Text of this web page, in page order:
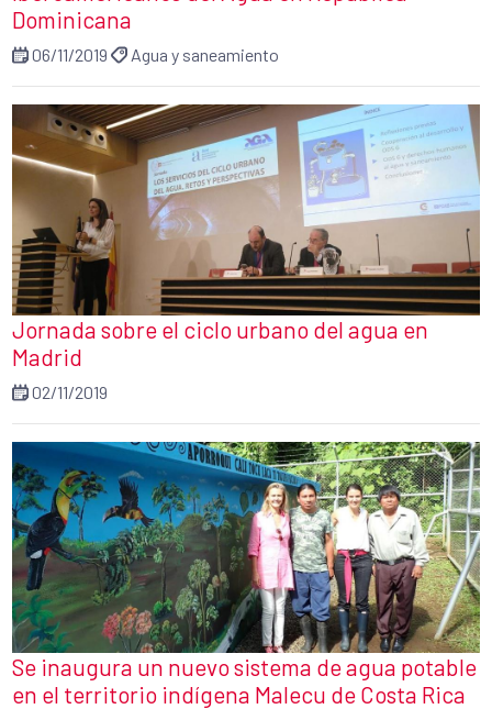
Dominicana
06/11/2019 Agua y saneamiento
Jornada sobre el ciclo urbano del agua en
Madrid
02/11/2019
Se inaugura un nuevo sistema de agua potable
en el territorio indígena Malecu de Costa Rica